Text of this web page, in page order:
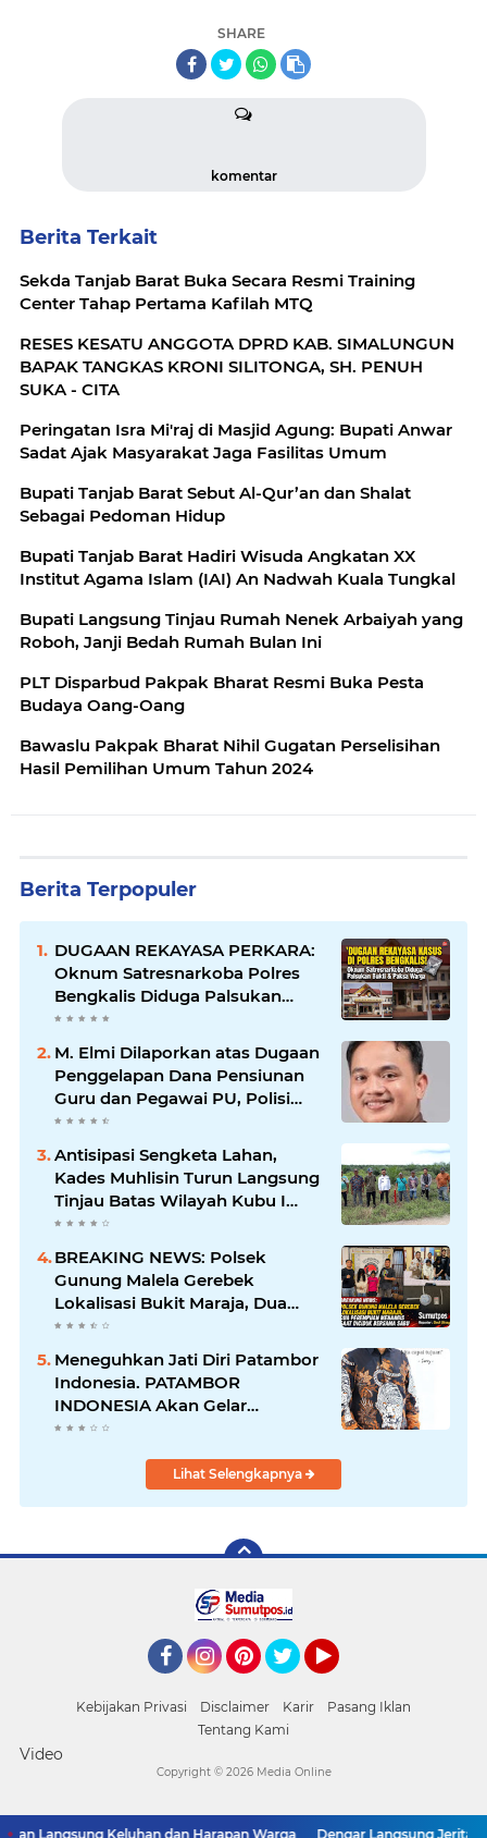
SHARE
komentar
Berita Terkait
Sekda Tanjab Barat Buka Secara Resmi Training
Center Tahap Pertama Kafilah MTQ
RESES KESATU ANGGOTA DPRD KAB. SIMALUNGUN
BAPAK TANGKAS KRONI SILITONGA, SH. PENUH
SUKA - CITA
Peringatan Isra Mi'raj di Masjid Agung: Bupati Anwar
Sadat Ajak Masyarakat Jaga Fasilitas Umum
Bupati Tanjab Barat Sebut Al-Qur’an dan Shalat
Sebagai Pedoman Hidup
Bupati Tanjab Barat Hadiri Wisuda Angkatan XX
Institut Agama Islam (IAI) An Nadwah Kuala Tungkal
Bupati Langsung Tinjau Rumah Nenek Arbaiyah yang
Roboh, Janji Bedah Rumah Bulan Ini
PLT Disparbud Pakpak Bharat Resmi Buka Pesta
Budaya Oang-Oang
Bawaslu Pakpak Bharat Nihil Gugatan Perselisihan
Hasil Pemilihan Umum Tahun 2024
Berita Terpopuler
DUGAAN REKAYASA PERKARA:
Oknum Satresnarkoba Polres
Bengkalis Diduga Palsukan
Barang Bukti Hingga Paksa
Warga Hadir di TKP
M. Elmi Dilaporkan atas Dugaan
Penggelapan Dana Pensiunan
Guru dan Pegawai PU, Polisi
Pastikan Proses Hukum
Berjalan
Antisipasi Sengketa Lahan,
Kades Muhlisin Turun Langsung
Tinjau Batas Wilayah Kubu I
yang Diduga Diserobot PT Jatim
BREAKING NEWS: Polsek
Gunung Malela Gerebek
Lokalisasi Bukit Maraja, Dua
Perempuan Menangis Saat
Diciduk Bersama Sabu
Meneguhkan Jati Diri Patambor
Indonesia. PATAMBOR
INDONESIA Akan Gelar
RAKERNAS II Di Jakarta.
Lihat Selengkapnya
Kebijakan Privasi Disclaimer Karir
Pasang Iklan
Tentang Kami
Video
Keluhan dan Harapan Warga Dengar Langsung Jeritan
Copyright © 2026 Media Online